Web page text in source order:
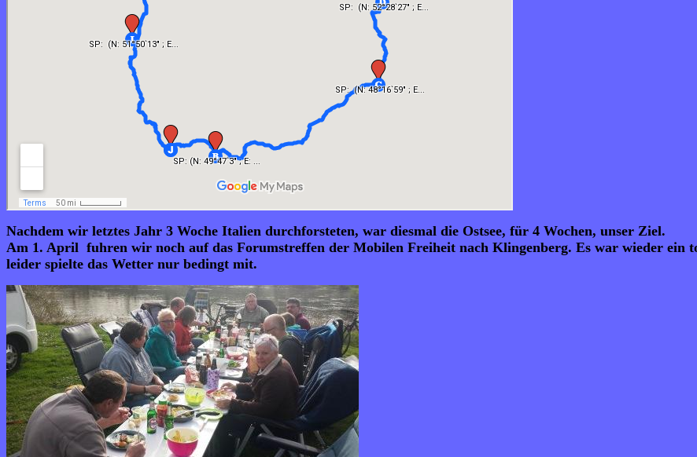
Nachdem wir letztes Jahr 3 Woche Italien durchforsteten, war diesmal die Ostsee, für 4 Wochen, unser Ziel.
Am 1. April fuhren wir noch auf das Forumstreffen der Mobilen Freiheit nach Klingenberg. Es war wieder ein
leider spielte das Wetter nur bedingt mit.